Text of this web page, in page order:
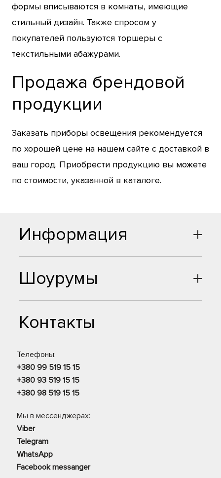
формы вписываются в комнаты, имеющие
стильный дизайн. Также спросом у
покупателей пользуются торшеры с
текстильными абажурами.
Продажа брендовой
продукции
Заказать приборы освещения рекомендуется
по хорошей цене на нашем сайте с доставкой в
ваш город. Приобрести продукцию вы можете
по стоимости, указанной в каталоге.
Шоурумы
Контакты
Телефоны:
+380 99 519 15 15
+380 93 519 15 15
+380 98 519 15 15
Мы в мессенджерах:
Viber
Telegram
WhatsApp
Facebook messanger
Информация